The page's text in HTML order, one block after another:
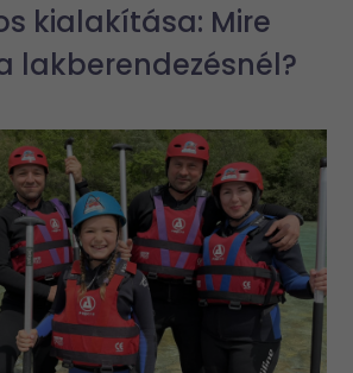
kialakítása: Mire
lakberendezésnél?